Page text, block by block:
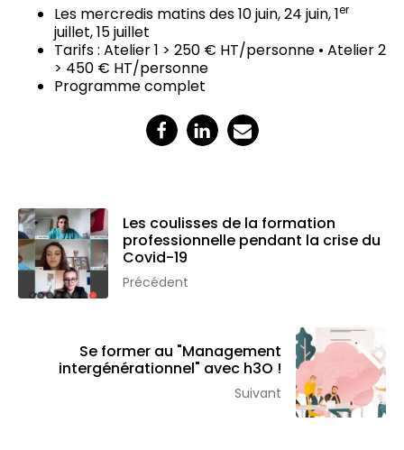
Les mercredis matins des 10 juin, 24 juin, 1er
juillet, 15 juillet
Tarifs : Atelier 1 > 250 € HT/personne • Atelier 2
> 450 € HT/personne
Programme complet
Les coulisses de la formation
professionnelle pendant la crise du
Covid-19
Précédent
Se former au "Management
intergénérationnel" avec h3O !
Suivant